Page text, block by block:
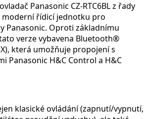
Panasonic CZ-RTC6BL z řady
moderní řídicí jednotku pro
Panasonic. Oproti základnímu
verze vybavena Bluetooth®
, která umožňuje propojení s
Panasonic H&C Control a H&C
klasické ovládání (zapnutí/vypnutí,